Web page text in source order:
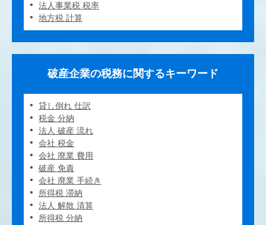
法人事業税 税率
地方税 計算
破産企業の税務に関するキーワード
貸し倒れ 仕訳
税金 分納
法人 破産 流れ
会社 税金
会社 廃業 費用
破産 免責
会社 廃業 手続き
所得税 滞納
法人 解散 清算
所得税 分納